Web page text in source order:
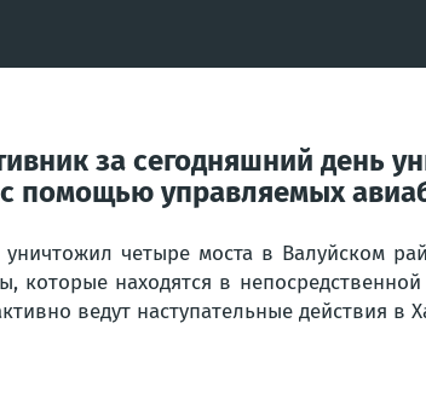
за сегодняшний день
с помощью управляемых
четыре моста в Валуйском
которые находятся в
ведут наступательные действия в